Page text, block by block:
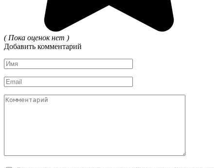
( Пока оценок нет )
Добавить комментарий
Имя
*
Email
*
Комментарий